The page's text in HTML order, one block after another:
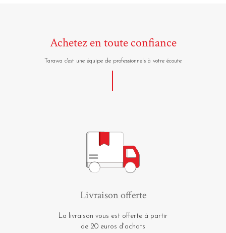
Achetez en toute confiance
Tarawa c'est une équipe de professionnels à votre écoute
Livraison offerte
La livraison vous est offerte à partir
de 20 euros d'achats